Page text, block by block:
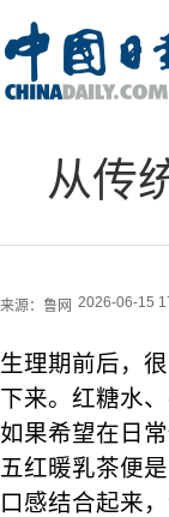
从传
来源： 鲁网 2026-06-15
生理期前后，
下来。红糖水
如果希望在日
五红暖乳茶便
口感结合起来